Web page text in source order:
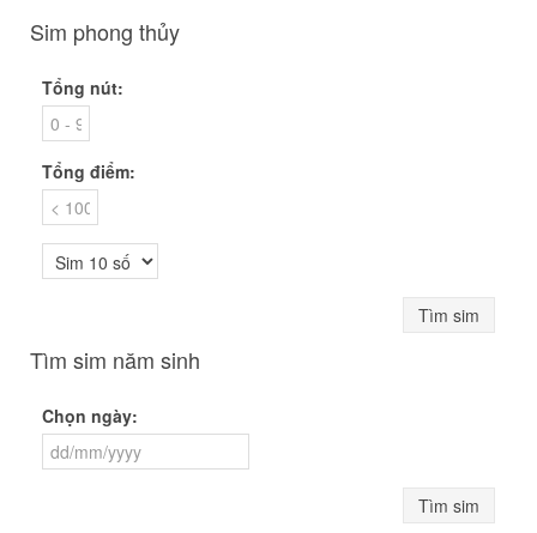
Sim phong thủy
Tổng nút:
Tổng điểm:
Tìm sim
Tìm sim năm sinh
Chọn ngày:
Tìm sim